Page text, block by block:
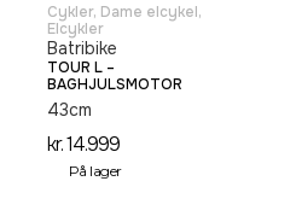
Cykler, Dame elcykel,
Elcykler
Batribike
TOUR L –
BAGHJULSMOTOR
43cm
kr.14.999
På lager